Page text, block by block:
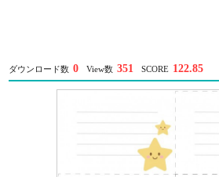
ダウンロード数 0 View数 351 SCORE 122.85